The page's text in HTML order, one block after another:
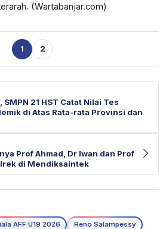
(Wartabanjar.com)
1 2
21 HST Catat Nilai Tes
di Atas Rata-rata Provinsi dan
Prof Ahmad, Dr Iwan dan Prof
di Mendiksaintek
AFF U19 2026
Reno Salampessy